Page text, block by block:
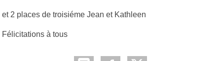
et 2 places de troisiéme Jean et Kathleen
Félicitations à tous